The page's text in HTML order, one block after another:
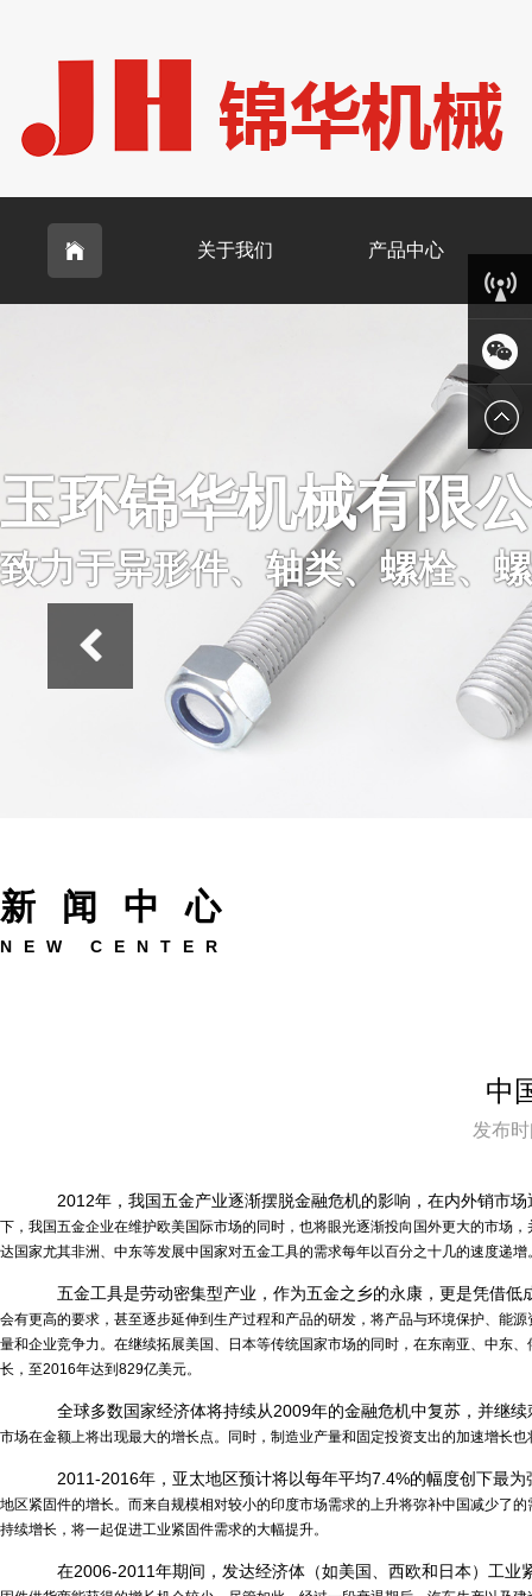
 关于我们 产品中心
玉环锦华机械有限
致力于异形件、轴类、螺栓、
新闻中心
NEW CENTER
中
发布
2012年，我国五金产业逐渐摆脱金融危机的影响，在内外销市
下，我国五金企业在维护欧美国际市场的同时，也将眼光逐渐投向国外更大的市场
达国家尤其非洲、中东等发展中国家对五金工具的需求每年以百分之十几的速度递增
五金工具是劳动密集型产业，作为五金之乡的永康，更是凭借低
会有更高的要求，甚至逐步延伸到生产过程和产品的研发，将产品与环境保护、能源
量和企业竞争力。在继续拓展美国、日本等传统国家市场的同时，在东南亚、中东
长 ，至2016年达到829亿美元。
全球多数国家经济体将持续从2009年的金融危机中复苏，并继
市场在金额上将出现最大的增长点。同时，制造业产量和固定投资支出的加速增长也
2011-2016年，亚太地区预计将以每年平均7.4%的幅度创下最为
地区紧固件的增长。而来自规模相对较小的印度市场需求的上升将弥补中国减少了
持续增长，将一起促进工业紧固件需求的大幅提升。
在2006-2011年期间，发达经济体（如美国、西欧和日本）工业
客服中
微信